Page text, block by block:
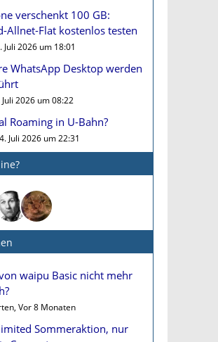
verschenkt 100 GB:
Allnet-Flat kostenlos testen
Juli 2026 um 18:01
WhatsApp Desktop werden
Juli 2026 um 08:22
Roaming in U-Bahn?
4. Juli 2026 um 22:31
waipu Basic nicht mehr
Vor 8 Monaten
Sommeraktion, nur